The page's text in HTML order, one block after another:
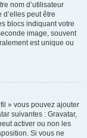
nom d’utilisateur
d’elles peut être
blocs indiquant votre
image, souvent
est unique ou
» vous pouvez ajouter
suivantes : Gravatar,
activer ou non les
Si vous ne